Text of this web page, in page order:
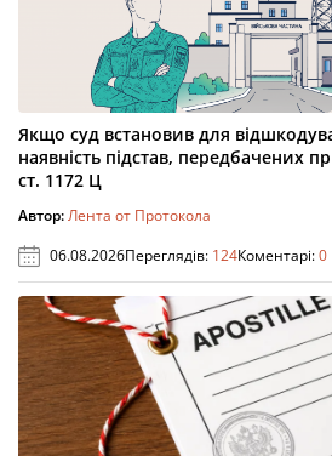
Якщо суд встановив для
наявність підстав, передбачених
ст. 1172 Ц
Автор:Лента от Протокола
06.08.2026Переглядів: 124Коментарі:0